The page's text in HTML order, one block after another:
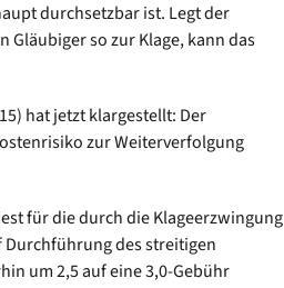
durchsetzbar ist. Legt der
so zur Klage, kann das
hat jetzt klargestellt: Der
zur Weiterverfolgung
für die durch die Klageerzwingung
des streitigen
um 2,5 auf eine 3,0-Gebühr